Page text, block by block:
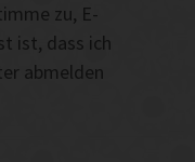
zu, E-
ist, dass ich
abmelden